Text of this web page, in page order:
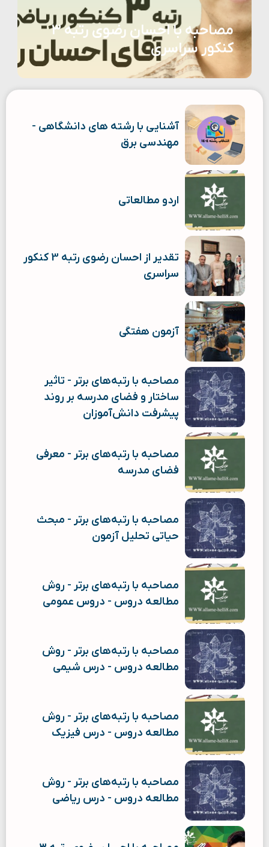
مصاحبه با احسان رضوی رتبه ۳
کنکور سراسری
آشنایی با رشته های دانشگاهی -
مهندسی برق
اردو مطالعاتی
تقدیر از احسان رضوی رتبه 3 کنکور
سراسری
آزمون هفتگی
مصاحبه با رتبه‌های برتر - تاثیر
ساختار و فضای مدرسه بر روند
پیشرفت دانش‌آموزان
مصاحبه با رتبه‌های برتر - معرفی
فضای مدرسه
مصاحبه با رتبه‌های برتر - مبحث
حیاتی تحلیل آزمون
مصاحبه با رتبه‌های برتر - روش
مطالعه دروس - دروس عمومی
مصاحبه با رتبه‌های برتر - روش
مطالعه دروس - درس شیمی
مصاحبه با رتبه‌های برتر - روش
مطالعه دروس - درس فیزیک
مصاحبه با رتبه‌های برتر - روش
مطالعه دروس - درس ریاضی